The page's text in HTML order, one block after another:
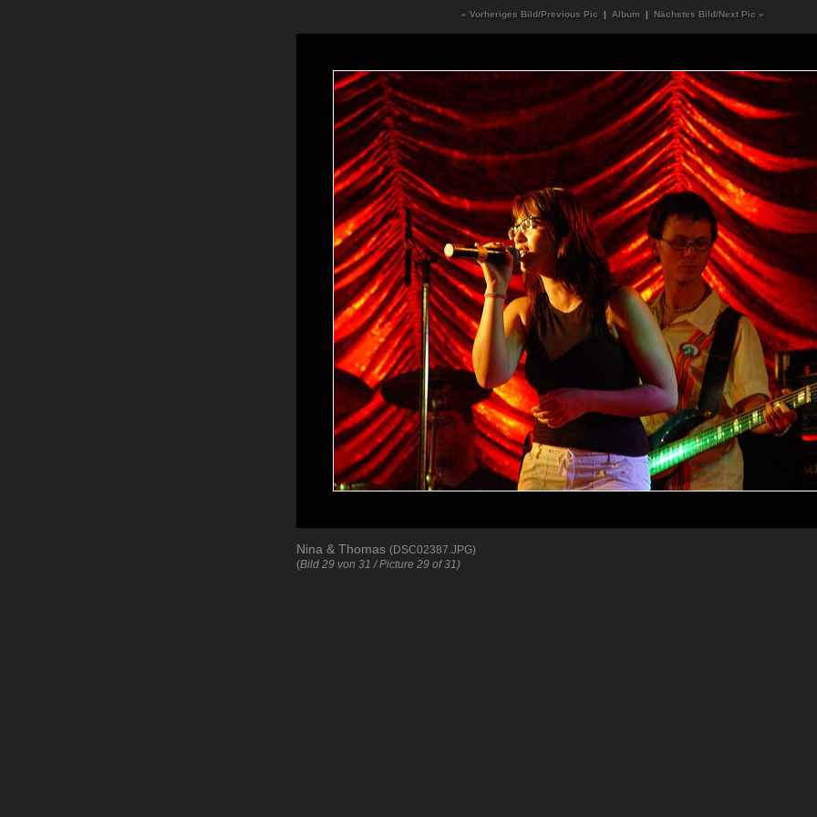
« Vorheriges Bild/Previous Pic | Album | Nächstes Bild/Next Pic »
Nina & Thomas (DSC02387.JPG)
(Bild 29 von 31 / Picture 29 of 31)